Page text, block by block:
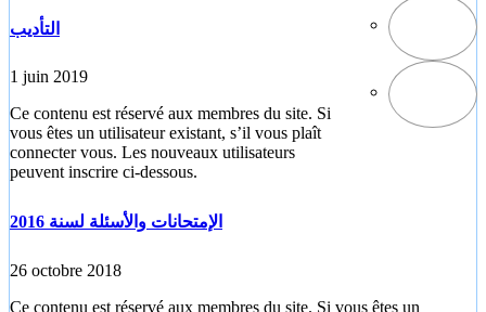
التأديب
1 juin 2019
Ce contenu est réservé aux membres du site. Si
vous êtes un utilisateur existant, s’il vous plaît
connecter vous. Les nouveaux utilisateurs
peuvent inscrire ci-dessous.
الإمتحانات والأسئلة لسنة 2016
26 octobre 2018
Ce contenu est réservé aux membres du site. Si vous êtes un